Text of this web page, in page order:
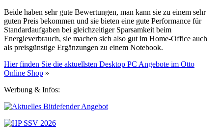
Beide haben sehr gute Bewertungen, man kann sie zu einem sehr
guten Preis bekommen und sie bieten eine gute Performance für
Standardaufgaben bei gleichzeitiger Sparsamkeit beim
Energieverbrauch, sie machen sich also gut im Home-Office auch
als preisgünstige Ergänzungen zu einem Notebook.
Hier finden Sie die aktuellsten Desktop PC Angebote im Otto
Online Shop »
Werbung & Infos: